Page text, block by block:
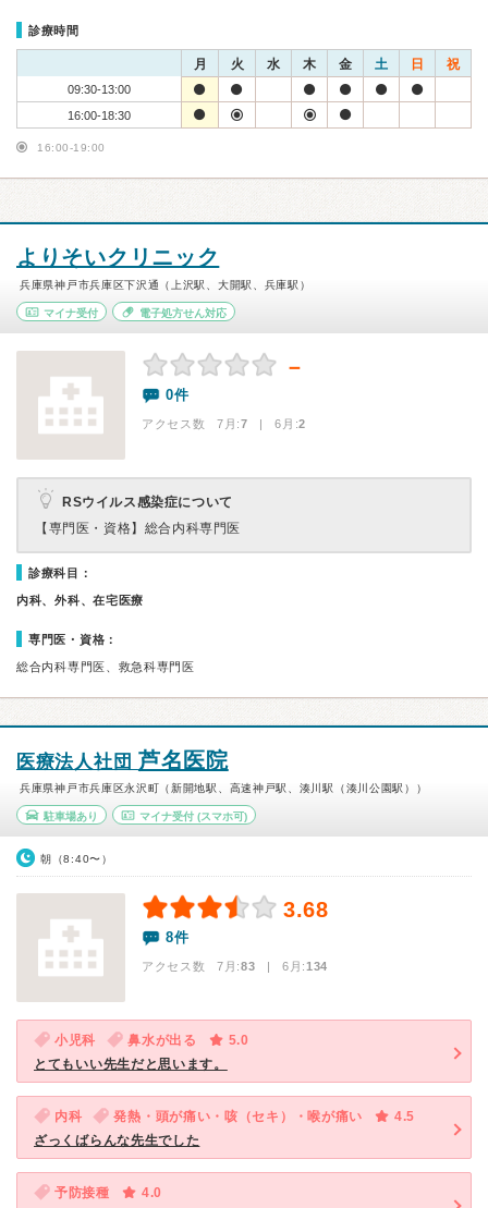
診療時間
月 火 水 木 金 土 日 祝
09:30-13:00
16:00-18:30
16:00-19:00
よりそいクリニック
兵庫県神戸市兵庫区下沢通（上沢駅、大開駅、兵庫駅）
マイナ受付 電子処方せん対応
－
0件
アクセス数 7月:7 | 6月:2
RSウイルス感染症について
【専門医・資格】 総合内科専門医
診療科目：
内科、外科、在宅医療
専門医・資格：
総合内科専門医、救急科専門医
医療法人社団 芦名医院
兵庫県神戸市兵庫区永沢町（新開地駅、高速神戸駅、湊川駅（湊川公園駅））
駐車場あり マイナ受付(スマホ可)
朝（8:40〜）
3.68
8件
アクセス数 7月:83 | 6月:134
小児科 鼻水が出る
5.0
とてもいい先生だと思います。
内科 発熱・頭が痛い・咳（セキ）・喉が痛い
4.5
ざっくばらんな先生でした
予防接種
4.0